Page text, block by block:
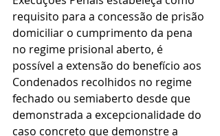
requisito para a concessão de prisão
domiciliar o cumprimento da pena
no regime prisional aberto, é
possível a extensão do benefício aos
Condenados recolhidos no regime
fechado ou semiaberto desde que
demonstrada a excepcionalidade do
caso concreto que demonstre a